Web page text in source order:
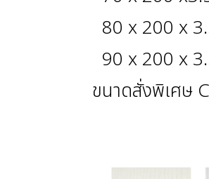
80 x 200 x
90 x 200 x
ขนาดสั่งพิเศษ